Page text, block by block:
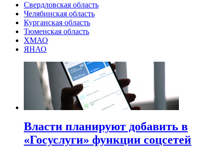
Свердловская область
Челябинская область
Курганская область
Тюменская область
ХМАО
ЯНАО
Власти планируют добавить в
«Госуслуги» функции соцсетей